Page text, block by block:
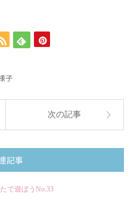
子
次の記事
記事
で遊ぼうNo.33